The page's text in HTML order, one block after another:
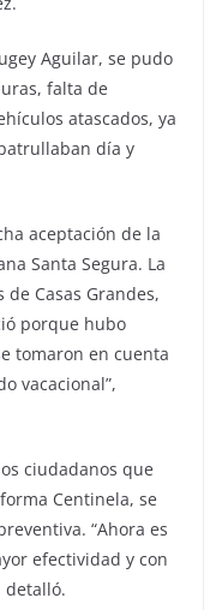
Aguilar, se pudo
falta de
atascados, ya
día y
aceptación de la
Santa Segura. La
Casas Grandes,
porque hubo
tomaron en cuenta
vacacional”,
ciudadanos que
Centinela, se
“Ahora es
efectividad y con
detalló.